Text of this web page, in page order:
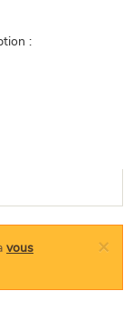
:
×
vous